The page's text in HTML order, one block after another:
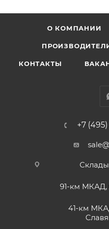
О КОМПАНИИ
КОНТАКТЫ
+7
91-км МКАД,
41-км